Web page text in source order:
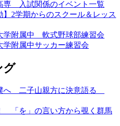
専 入試関係のイベント一覧
】2学期からのスクール＆レッス
学附属中 軟式野球部練習会
学附属中サッカー練習会
グ
へ 二子山親方に決意語る
「を」の言い方から覗く群馬